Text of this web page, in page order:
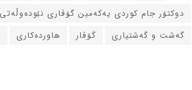
دوکتۆر جام کوردی یه‌که‌مین گۆڤاری
گه‌شت و گه‌شتیاری
گۆڤار هاورده‌کاری